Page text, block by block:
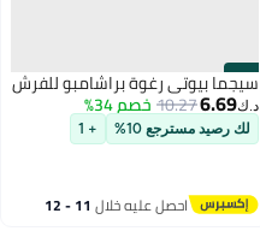
#18
سيجما بيوتي رغوة براشامبو للفرش
د.ك‏6.69
10.27خصم 34%
لك رصيد مسترجع 10% + 1
احصل عليه خلال 11 - 12